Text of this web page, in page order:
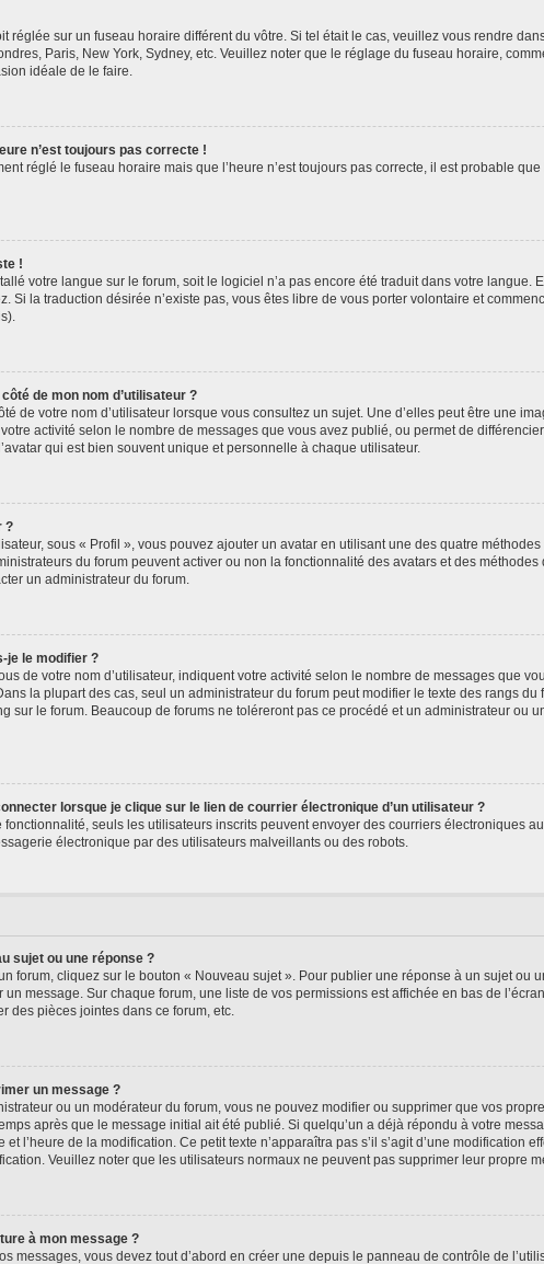
réglée sur un fuseau horaire différent du vôtre. Si tel était le cas, veuillez vous rendre
Paris, New York, Sydney, etc. Veuillez noter que le réglage du fuseau horaire,
idéale de le faire.
n’est toujours pas correcte !
réglé le fuseau horaire mais que l’heure n’est toujours pas correcte, il est probable
!
votre langue sur le forum, soit le logiciel n’a pas encore été traduit dans votre langue.
Si la traduction désirée n’existe pas, vous êtes libre de vous porter volontaire et
de mon nom d’utilisateur ?
de votre nom d’utilisateur lorsque vous consultez un sujet. Une d’elles peut être une
activité selon le nombre de messages que vous avez publié, ou permet de
qui est bien souvent unique et personnelle à chaque utilisateur.
?
sous « Profil », vous pouvez ajouter un avatar en utilisant une des quatre
du forum peuvent activer ou non la fonctionnalité des avatars et des
un administrateur du forum.
je le modifier ?
de votre nom d’utilisateur, indiquent votre activité selon le nombre de messages que
la plupart des cas, seul un administrateur du forum peut modifier le texte des rangs
sur le forum. Beaucoup de forums ne toléreront pas ce procédé et un administrateur ou
lorsque je clique sur le lien de courrier électronique d’un utilisateur ?
seuls les utilisateurs inscrits peuvent envoyer des courriers électroniques
électronique par des utilisateurs malveillants ou des robots.
sujet ou une réponse ?
forum, cliquez sur le bouton « Nouveau sujet ». Pour publier une réponse à un sujet ou
un message. Sur chaque forum, une liste de vos permissions est affichée en bas de
des pièces jointes dans ce forum, etc.
un message ?
ou un modérateur du forum, vous ne pouvez modifier ou supprimer que vos
après que le message initial ait été publié. Si quelqu’un a déjà répondu à votre
et l’heure de la modification. Ce petit texte n’apparaîtra pas s’il s’agit d’une
Veuillez noter que les utilisateurs normaux ne peuvent pas supprimer leur propre
à mon message ?
messages, vous devez tout d’abord en créer une depuis le panneau de contrôle de